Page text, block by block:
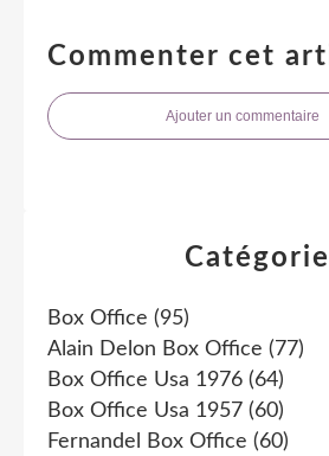
Commenter cet
Ajouter un commentaire
Box Office (95)
Alain Delon Box Office (77)
Box Office Usa 1976 (64)
Box Office Usa 1957 (60)
Fernandel Box Office (60)